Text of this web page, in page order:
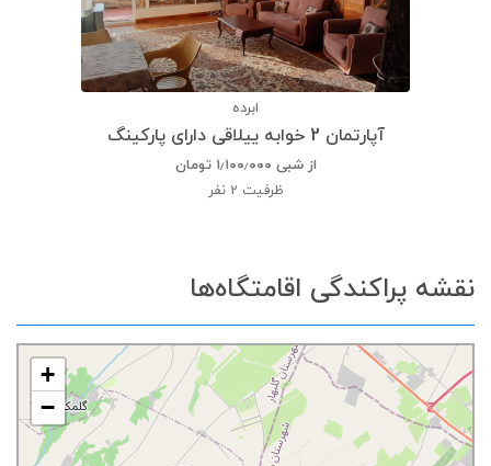
ابرده
آپارتمان 2 خوابه ییلاقی دارای پارکینگ
از شبی ۱٫۱۰۰٫۰۰۰ تومان
ظرفیت 2 نفر
نقشه پراکندگی اقامتگاه‌ها
+
−